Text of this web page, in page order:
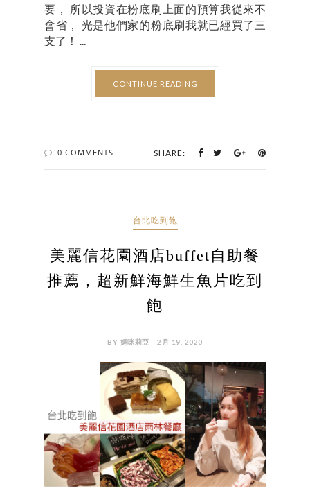
要， 所以投資在粉底刷上面的預算我從來不
會省， 光是他們家的粉底刷我就已經買了三
支了！ ...
CONTINUE READING
0 COMMENTS SHARE:
台北吃到飽
美麗信花園酒店buffet自助餐
推薦，超新鮮海鮮生魚片吃到
飽
BY 媽咪莉亞 - 2月 19, 2020